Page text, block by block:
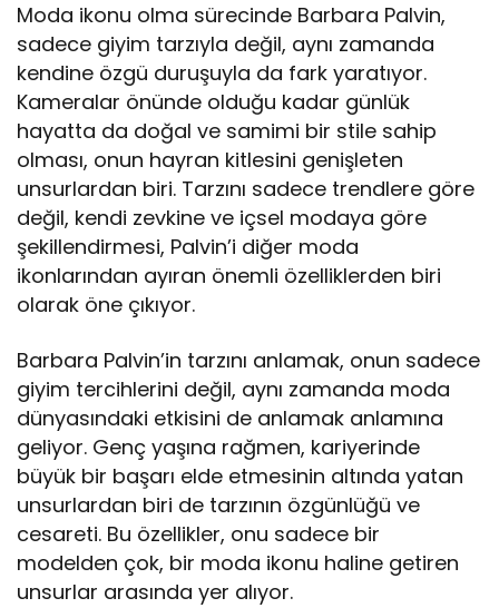
Moda ikonu olma sürecinde Barbara Palvin,
sadece giyim tarzıyla değil, aynı zamanda
kendine özgü duruşuyla da fark yaratıyor.
Kameralar önünde olduğu kadar günlük
hayatta da doğal ve samimi bir stile sahip
olması, onun hayran kitlesini genişleten
unsurlardan biri. Tarzını sadece trendlere göre
değil, kendi zevkine ve içsel modaya göre
şekillendirmesi, Palvin’i diğer moda
ikonlarından ayıran önemli özelliklerden biri
olarak öne çıkıyor.
Barbara Palvin’in tarzını anlamak, onun sadece
giyim tercihlerini değil, aynı zamanda moda
dünyasındaki etkisini de anlamak anlamına
geliyor. Genç yaşına rağmen, kariyerinde
büyük bir başarı elde etmesinin altında yatan
unsurlardan biri de tarzının özgünlüğü ve
cesareti. Bu özellikler, onu sadece bir
modelden çok, bir moda ikonu haline getiren
unsurlar arasında yer alıyor.